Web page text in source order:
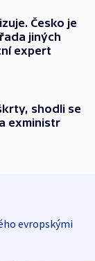
Česko je
jiných
expert
shodli se
exministr
evropskými